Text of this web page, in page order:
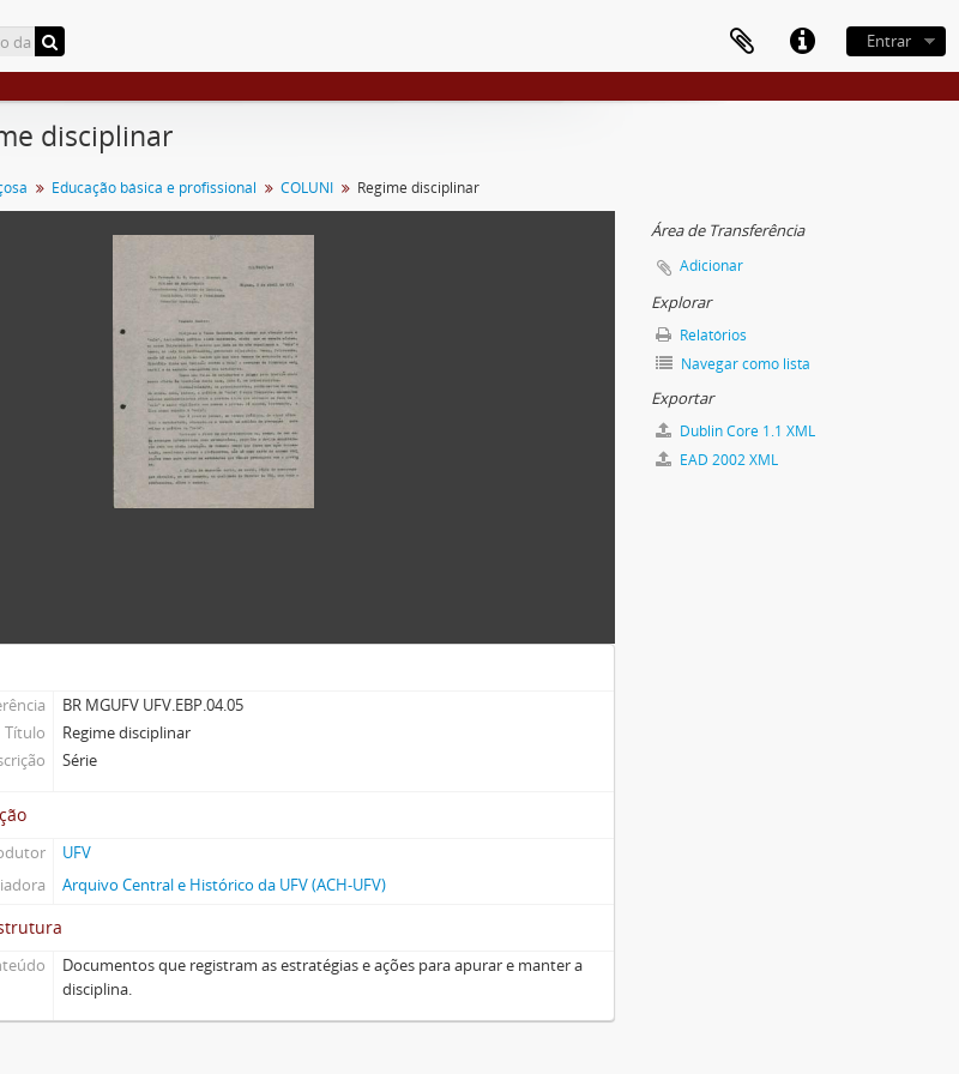
Entrar
disciplinar
Educação básica e profissional COLUNI Regime disciplinar
BR MGUFV UFV.EBP.04.05
Título
Regime disciplinar
Série
UFV
Arquivo Central e Histórico da UFV (ACH-UFV)
Documentos que registram as estratégias e ações para apurar e manter a
disciplina.
Área de Transferência
Adicionar
Explorar
Relatórios
Navegar como lista
Exportar
Dublin Core 1.1 XML
EAD 2002 XML